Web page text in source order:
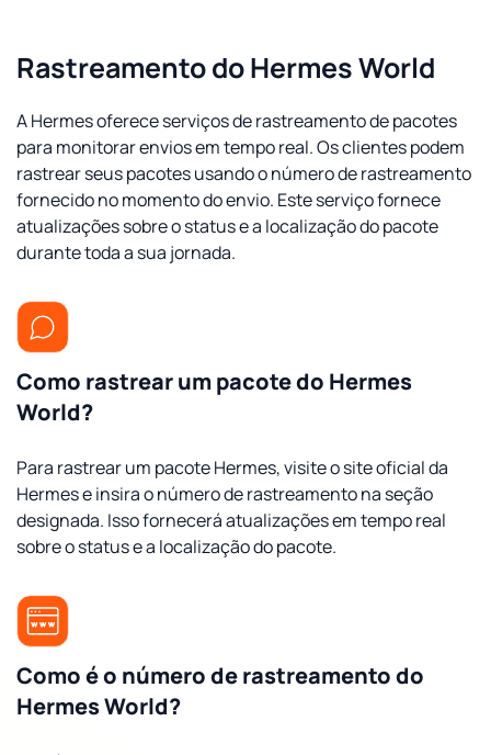
Rastreamento do Hermes World
A Hermes oferece serviços de rastreamento de pacotes
para monitorar envios em tempo real. Os clientes podem
rastrear seus pacotes usando o número de rastreamento
fornecido no momento do envio. Este serviço fornece
atualizações sobre o status e a localização do pacote
durante toda a sua jornada.
Como rastrear um pacote do Hermes
World?
Para rastrear um pacote Hermes, visite o site oficial da
Hermes e insira o número de rastreamento na seção
designada. Isso fornecerá atualizações em tempo real
sobre o status e a localização do pacote.
Como é o número de rastreamento do
Hermes World?